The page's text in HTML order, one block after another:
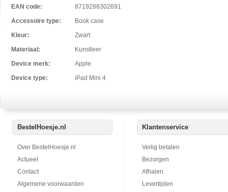
EAN code:
8719288302691
Accessoire type:
Book case
Kleur:
Zwart
Materiaal:
Kunstleer
Device merk:
Apple
Device type:
iPad Mini 4
BestelHoesje.nl
Over BestelHoesje.nl
Actueel
Contact
Algemene voorwaarden
Klantenservice
Veilig betalen
Bezorgen
Afhalen
Levertijden